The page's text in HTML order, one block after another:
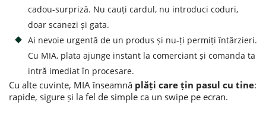
cadou-surpriză. Nu cauți cardul, nu introduci coduri,
doar scanezi și gata.
Ai nevoie urgentă de un produs și nu-ți permiți întârzieri.
Cu MIA, plata ajunge instant la comerciant și comanda ta
intră imediat în procesare.
Cu alte cuvinte, MIA înseamnă plăți care țin pasul cu tine:
rapide, sigure și la fel de simple ca un swipe pe ecran.